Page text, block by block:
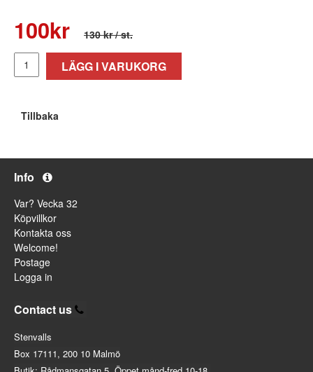
100kr 130 kr/ st.
LÄGG I VARUKORG
Tillbaka
Info
Var? Vecka 32
Köpvillkor
Kontakta oss
Welcome!
Postage
Logga in
Contact us
Stenvalls
Box 17111, 200 10 Malmö